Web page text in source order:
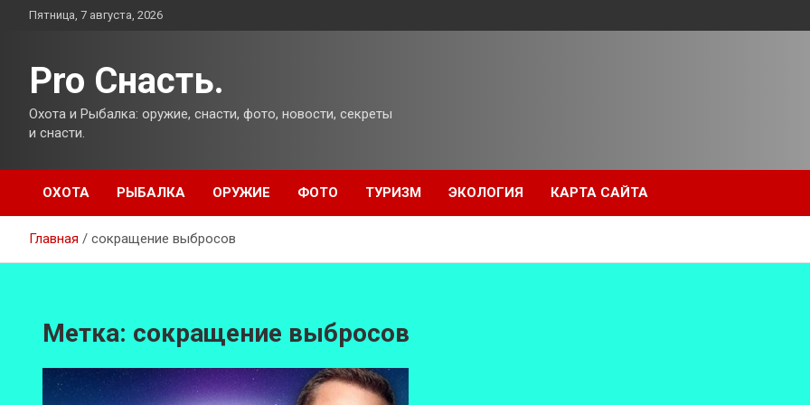
ПерейтиПятница, 7 августа, 2026
Pro Снасть.
Охота и Рыбалка: оружие, снасти, фото, новости, секреты
и снасти.
ОХОТА РЫБАЛКА ОРУЖИЕ ФОТО ТУРИЗМ ЭКОЛОГИЯ КАРТА САЙТА
Главная сокращение выбросов
Метка: сокращение выбросов